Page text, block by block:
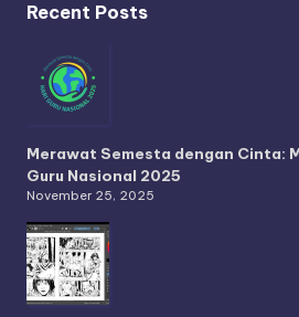
Recent Posts
Merawat Semesta dengan Cinta:
Guru Nasional 2025
November 25, 2025